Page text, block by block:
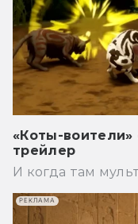
«Коты-воители»
трейлер
И когда там
РЕКЛАМА